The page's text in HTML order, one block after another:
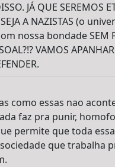
JÁ QUE SEREMOS
A NAZISTAS (o
nossa bondade SEM
VAMOS
como essas nao
faz pra punir,
permite que toda
que trabalha